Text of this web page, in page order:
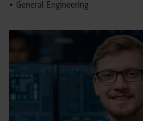
• General Engineering